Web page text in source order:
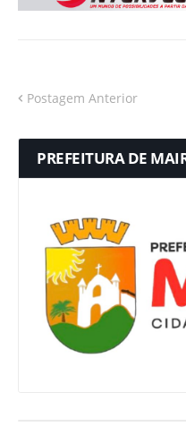
Postagem Anterior
PREFEITURA DE